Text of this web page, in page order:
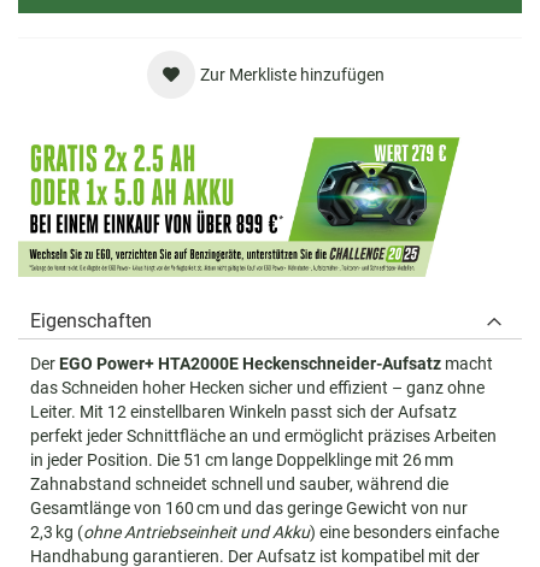
Zur Merkliste hinzufügen
Eigenschaften
Der EGO Power+ HTA2000E Heckenschneider-Aufsatz macht
das Schneiden hoher Hecken sicher und effizient – ganz ohne
Leiter. Mit 12 einstellbaren Winkeln passt sich der Aufsatz
perfekt jeder Schnittfläche an und ermöglicht präzises Arbeiten
in jeder Position. Die 51 cm lange Doppelklinge mit 26 mm
Zahnabstand schneidet schnell und sauber, während die
Gesamtlänge von 160 cm und das geringe Gewicht von nur
2,3 kg (ohne Antriebseinheit und Akku) eine besonders einfache
Handhabung garantieren. Der Aufsatz ist kompatibel mit der